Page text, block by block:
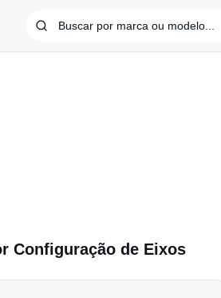
Configuração de Eixos